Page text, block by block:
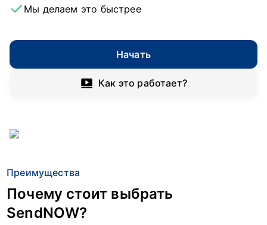
Мы делаем это быстрее
Начать
Как это работает?
Преимущества
Почему стоит выбрать
SendNOW?